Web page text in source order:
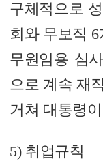
구체적으로
회와 무보직 6
무원임용 심
으로 계속 재
거쳐 대통령
5) 취업규칙